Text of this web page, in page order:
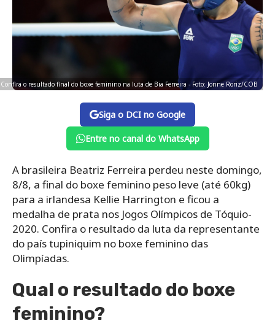
Confira o resultado final do boxe feminino na luta de Bia Ferreira - Foto: Jonne Roriz/COB
Siga o DCI no Google
Entre no canal do WhatsApp
A brasileira Beatriz Ferreira perdeu neste domingo,
8/8, a final do boxe feminino peso leve (até 60kg)
para a irlandesa Kellie Harrington e ficou a
medalha de prata nos Jogos Olímpicos de Tóquio-
2020. Confira o resultado da luta da representante
do país tupiniquim no boxe feminino das
Olimpíadas.
Qual o resultado do boxe
feminino?